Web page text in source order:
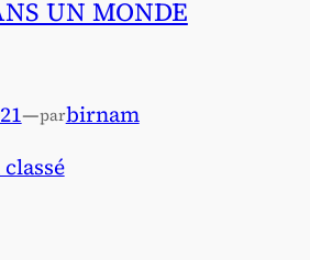
UN MONDE
—parbirnam